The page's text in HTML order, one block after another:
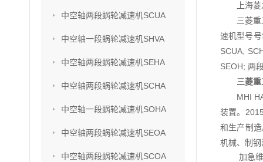
中空轴两段蜗轮减速机SCUA
中空轴一段蜗轮减速机SHVA
中空轴两段蜗轮减速机SEHA
中空轴两段蜗轮减速机SCHA
中空轴一段蜗轮减速机SOHA
中空轴两段蜗轮减速机SEOA
中空轴两段蜗轮减速机SCOA
上海
三菱
速机型号
SCUA,
SEOH; 两
三菱
MHI
装置。
和生产制
机械、制
加急